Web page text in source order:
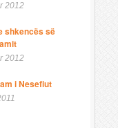
2012
shkencës së
2012
i Nesefiut